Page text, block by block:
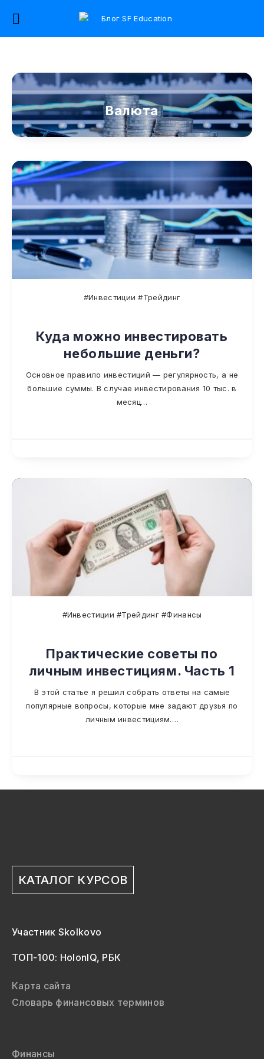
Валюта
#Инвестиции #Трейдинг
Куда можно инвестировать
небольшие деньги?
Основное правило инвестиций — регулярность, а не
большие суммы. В случае инвестирования 10 тыс. в
месяц…
#Инвестиции #Трейдинг #Финансы
Практические советы по
личным инвестициям. Часть 1
В этой статье я решил собрать ответы на самые
популярные вопросы, которые мне задают друзья по
личным инвестициям….
КАТАЛОГ КУРСОВ
Участник Skolkovo
ТОП-100: HolonIQ, РБК
Карта сайта
Словарь финансовых терминов
Финансы